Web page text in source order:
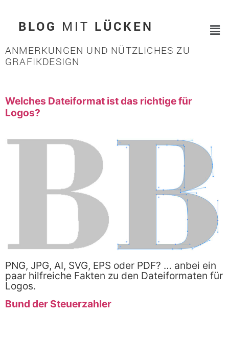
BLOG MIT LÜCKEN
ANMERKUNGEN UND NÜTZLICHES ZU
GRAFIKDESIGN
Welches Dateiformat ist das richtige für
Logos?
PNG, JPG, AI, SVG, EPS oder PDF? … anbei ein
paar hilfreiche Fakten zu den Dateiformaten für
Logos.
Bund der Steuerzahler